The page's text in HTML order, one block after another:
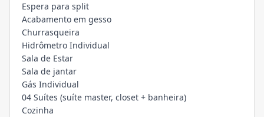
Espera para split
Acabamento em gesso
Churrasqueira
Hidrômetro Individual
Sala de Estar
Sala de jantar
Gás Individual
04 Suítes (suíte master, closet + banheira)
Cozinha